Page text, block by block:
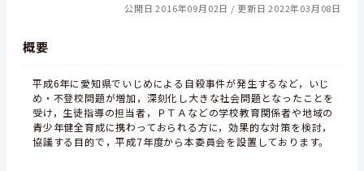
公開日 2016年09月02日 更新日 2022年03月08日
概要
平成6年に愛知県でいじめによる自殺事件が発生するなど，いじ
め・不登校問題が増加，深刻化し大きな社会問題となったことを
受け，生徒指導の担当者，ＰＴＡなどの学校教育関係者や地域の
青少年健全育成に携わっておられる方に，効果的な対策を検討，
協議する目的で，平成7年度から本委員会を設置しております。